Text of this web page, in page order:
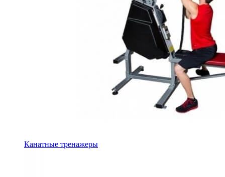
Канатные тренажеры